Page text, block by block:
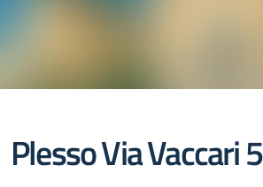
Plesso Via Vaccari 5